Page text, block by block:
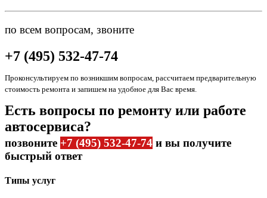
по всем вопросам, звоните
+7 (495) 532-47-74
Проконсультируем по возникшим вопросам, рассчитаем предварительную
стоимость ремонта и запишем на удобное для Вас время.
Есть вопросы по ремонту или работе
автосервиса?
позвоните +7 (495) 532-47-74 и вы получите
быстрый ответ
Типы услуг